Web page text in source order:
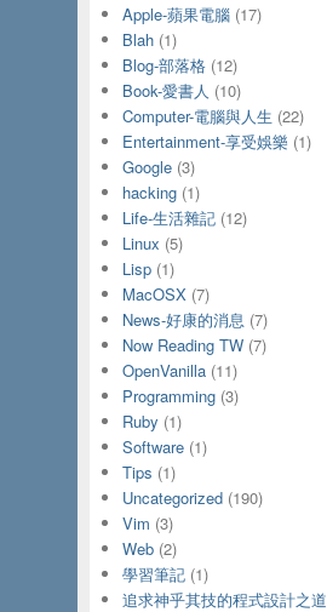
Apple-蘋果電腦(17)
Blah(1)
Blog-部落格(12)
Book-愛書人 (10)
Computer-電腦與人生 (22)
Entertainment-享受娛樂 (1)
Google(3)
hacking(1)
Life-生活雜記(12)
Linux (5)
Lisp(1)
MacOSX (7)
News-好康的消息 (7)
Now Reading TW(7)
OpenVanilla(11)
Programming(3)
Ruby (1)
Software(1)
Tips (1)
Uncategorized(190)
Vim (3)
Web(2)
學習筆記(1)
追求神乎其技的程式設計之道